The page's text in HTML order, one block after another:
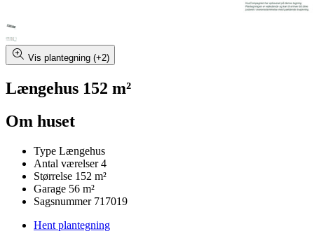
Vis plantegning (+2)
Længehus 152 m²
Om huset
Type Længehus
Antal værelser 4
Størrelse 152 m²
Garage 56 m²
Sagsnummer 717019
Hent plantegning